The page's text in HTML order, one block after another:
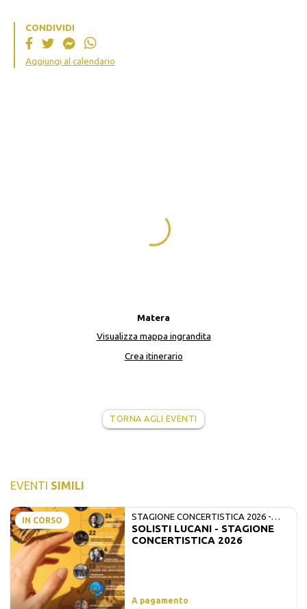
CONDIVIDI
Aggiungi al calendario
Matera
Visualizza mappa ingrandita
Crea itinerario
TORNA AGLI EVENTI
EVENTI SIMILI
IN CORSO
STAGIONE CONCERTISTICA 2026 -
MATE E SOLISTI LUCANI
SOLISTI LUCANI - STAGIONE
CONCERTISTICA 2026
A pagamento